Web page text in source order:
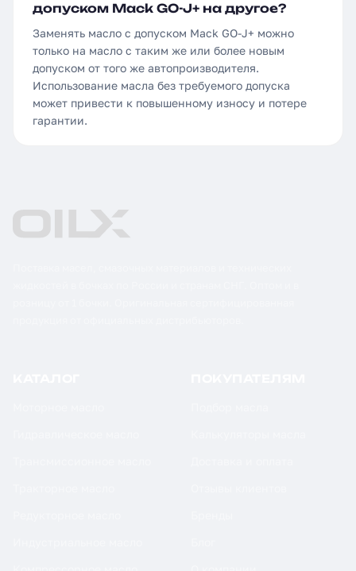
допуском Mack GO-J+ на другое?
Заменять масло с допуском Mack GO-J+ можно
только на масло с таким же или более новым
допуском от того же автопроизводителя.
Использование масла без требуемого допуска
может привести к повышенному износу и потере
гарантии.